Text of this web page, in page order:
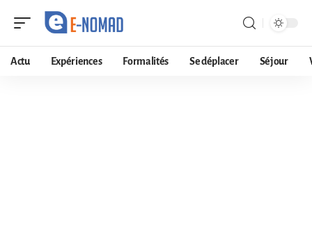
Actu Expériences Formalités Se déplacer Séjour